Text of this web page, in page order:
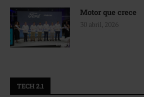
Motor que crece
30 abril, 2026
TECH 2.1